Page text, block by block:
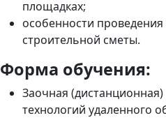
площадках;
особенности
строительной сметы.
Форма обучения:
Заочная
технологий удаленного